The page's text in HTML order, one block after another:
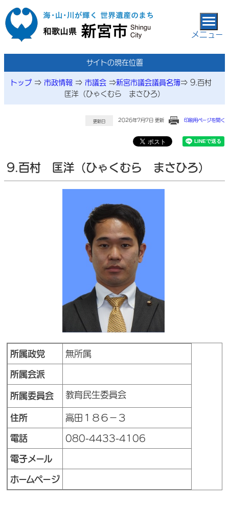
本文へ移動
メニュー
サイトの現在位置
トップ ⇒ 市政情報 ⇒ 市議会 ⇒新宮市議会議員名簿⇒ 9.百村
匡洋（ひゃくむら まさひろ）
更新日 2026年7月7日 更新 印刷用ページを開く
9.百村 匡洋（ひゃくむら まさひろ）
所属政党 無所属
所属会派
所属委員会 教育民生委員会
住所 高田１８６－３
電話 080-4433-4106
電子メール
ホームページ